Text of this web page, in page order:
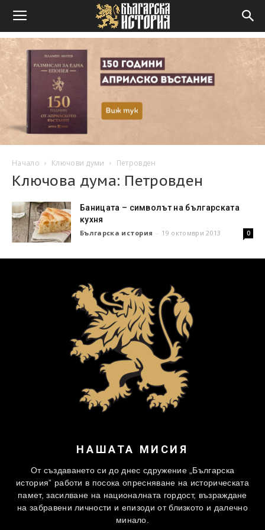
Начало Ключови думи Петровден
Ключова дума: Петровден
Баницата – символът на българската
кухня
Българска история - 19 октомври 2013 0
НАШАТА МИСИЯ
От създаването си до днес сдружение „Българска
история” работи в посока опресняване на историческата
памет, засилване на националната гордост, възраждане
на забравени личности и епизоди от близкото и далечно
минало.